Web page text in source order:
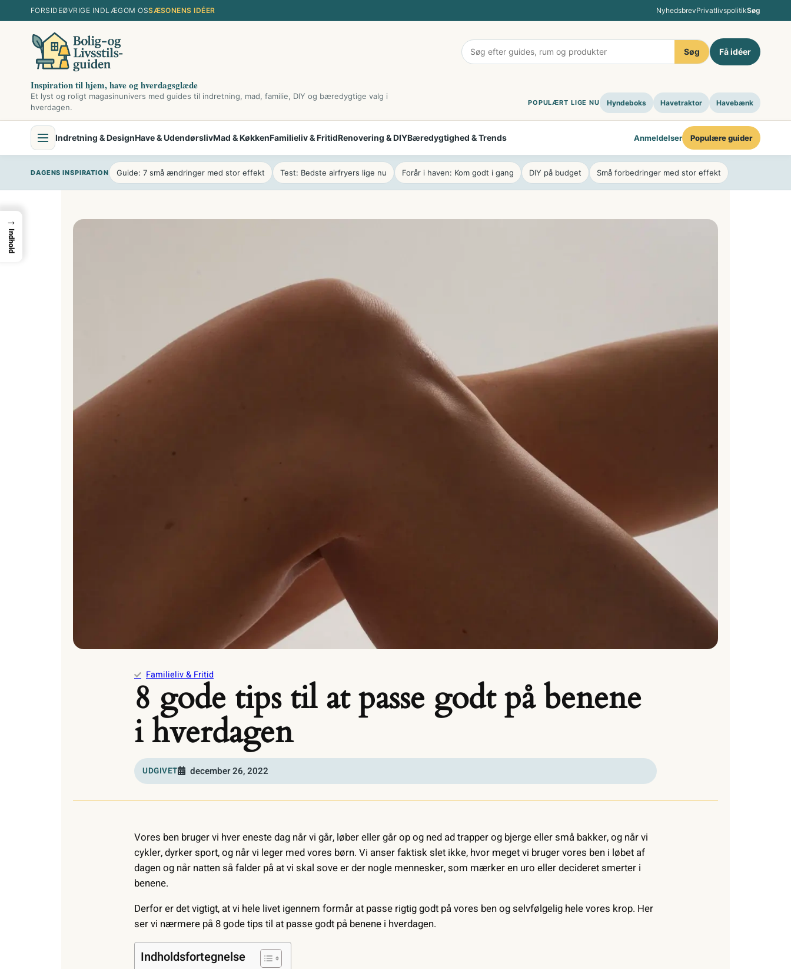
til
FORSIDEØVRIGE INDLÆGOM OSSÆSONENS IDÉER NyhedsbrevPrivatlivspolitikSøg
Søg Få idéer
Inspiration til hjem, have og hverdagsglæde
Et lyst og roligt magasinunivers med guides til indretning, mad, familie, DIY og bæredygtige valg i
hverdagen.
POPULÆRT LIGE NU Hyndeboks Havetraktor Havebænk
Indretning & DesignHave & UdendørslivMad & KøkkenFamilieliv & FritidRenovering & DIYBæredygtighed & Trends Anmeldelser Populære guider
DAGENS INSPIRATION Guide: 7 små ændringer med stor effekt Test: Bedste airfryers lige nu Forår i haven: Kom godt i gang DIY på budget Små forbedringer med stor effekt
Familieliv & Fritid
8 gode tips til at passe godt på benene
i hverdagen
UDGIVET december 26, 2022
Vores ben bruger vi hver eneste dag når vi går, løber eller går op og ned ad trapper og bjerge eller små bakker, og når vi
cykler, dyrker sport, og når vi leger med vores børn. Vi anser faktisk slet ikke, hvor meget vi bruger vores ben i løbet af
dagen og når natten så falder på at vi skal sove er der nogle mennesker, som mærker en uro eller decideret smerter i
benene.
Derfor er det vigtigt, at vi hele livet igennem formår at passe rigtig godt på vores ben og selvfølgelig hele vores krop. Her
ser vi nærmere på 8 gode tips til at passe godt på benene i hverdagen.
Indholdsfortegnelse
→
Indhold